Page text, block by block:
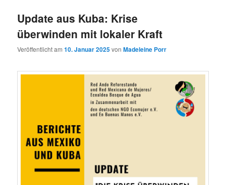
Update aus Kuba: Krise
überwinden mit lokaler Kraft
Veröffentlicht am10. Januar 2025vonMadeleine Porr